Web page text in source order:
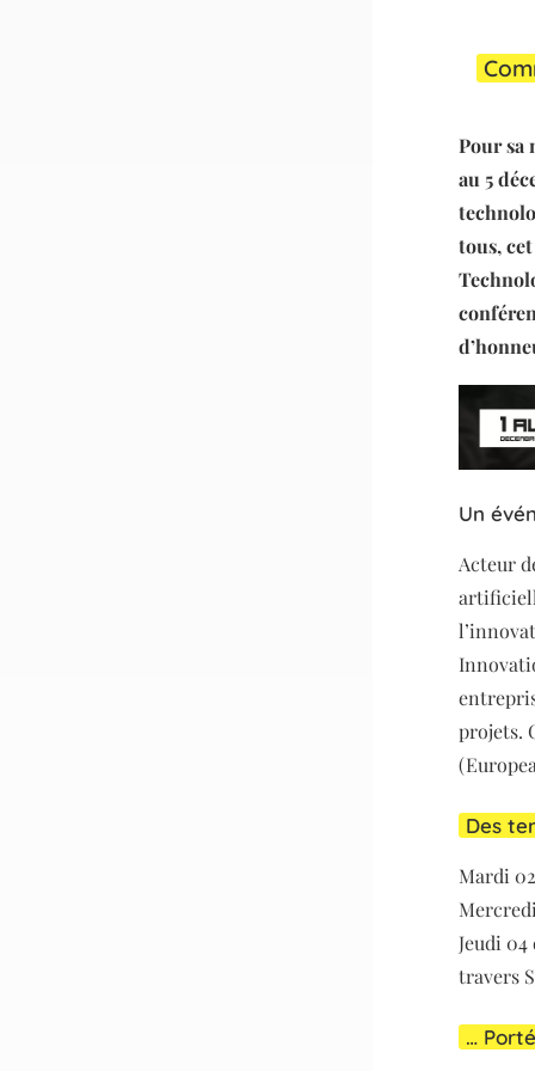
Pour sa
au 5
tous,
Un
Acteur
projets.
Des
Mardi
Jeudi
travers
…